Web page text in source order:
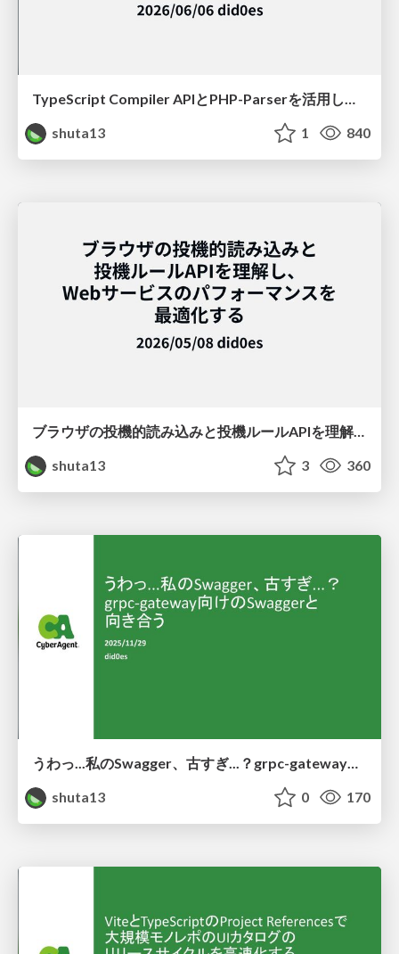
TypeScript Compiler APIとPHP-Parserを活用し、TypeScriptとPHPで型を共有する
shuta13
1 840
ブラウザの投機的読み込みと投機ルールAPIを理解し、Webサービスのパフォーマンスを最適化する
shuta13
3 360
うわっ...私のSwagger、古すぎ...？grpc-gateway向けのSwaggerと向き合う
shuta13
0 170